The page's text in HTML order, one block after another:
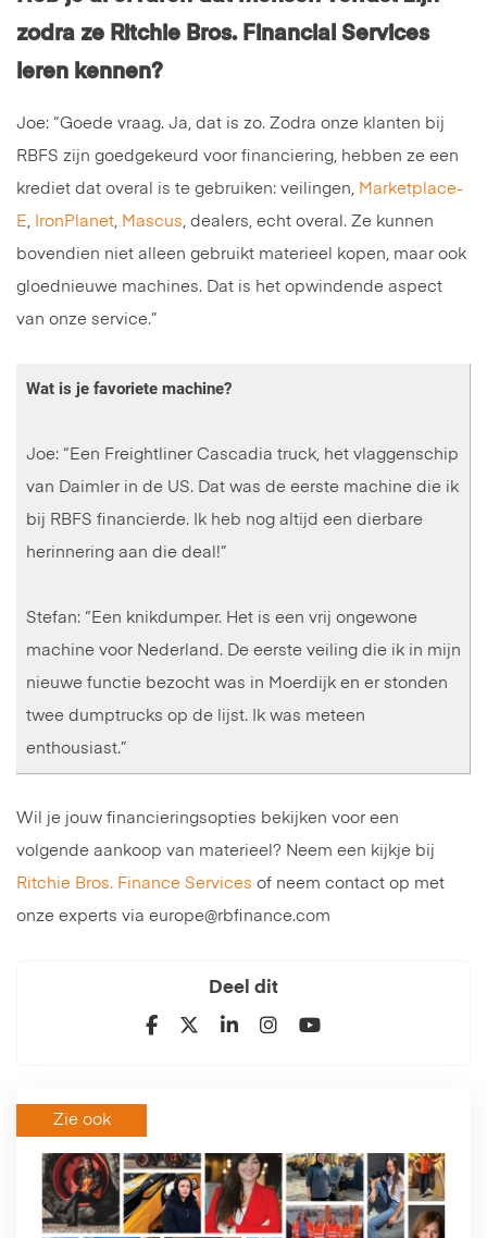
zodra ze Ritchie Bros. Financial Services
leren kennen?
Joe: “Goede vraag. Ja, dat is zo. Zodra onze klanten bij
RBFS zijn goedgekeurd voor financiering, hebben ze een
krediet dat overal is te gebruiken: veilingen, Marketplace-
E, IronPlanet, Mascus, dealers, echt overal. Ze kunnen
bovendien niet alleen gebruikt materieel kopen, maar ook
gloednieuwe machines. Dat is het opwindende aspect
van onze service.”
Wat is je favoriete machine?
Joe: “Een Freightliner Cascadia truck, het vlaggenschip
van Daimler in de US. Dat was de eerste machine die ik
bij RBFS financierde. Ik heb nog altijd een dierbare
herinnering aan die deal!”
Stefan: “Een knikdumper. Het is een vrij ongewone
machine voor Nederland. De eerste veiling die ik in mijn
nieuwe functie bezocht was in Moerdijk en er stonden
twee dumptrucks op de lijst. Ik was meteen
enthousiast.”
Wil je jouw financieringsopties bekijken voor een
volgende aankoop van materieel? Neem een kijkje bij
Ritchie Bros. Finance Services of neem contact op met
onze experts via europe@rbfinance.com
Deel dit
Zie ook